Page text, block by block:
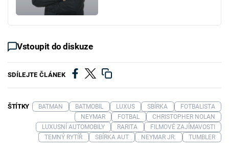
Vstoupit do diskuze
SDÍLEJTE ČLÁNEK
ŠTÍTKY BATMAN BATMOBIL LUXUS SBÍRKA
FOTBALISTA
NEYMAR
FOTBAL
CHRISTOPHER NOLAN
LUXUSNÍ AUTOMOBILY
RARITA
FILMOVÉ ZAJÍMAVOSTI
TEMNÝ RYTÍŘ
SBÍRKA AUT NEYMAR JR. TUMBLER